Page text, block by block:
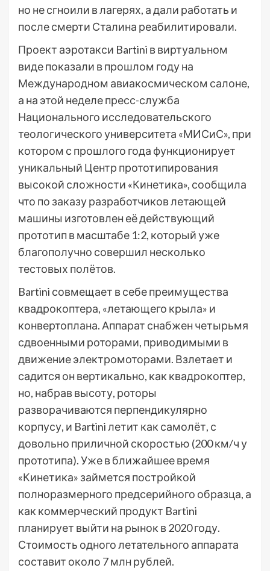
но не сгноили в лагерях, а дали работать и
после смерти Сталина реабилитировали.
Проект аэротакси Bartini в виртуальном
виде показали в прошлом году на
Международном авиакосмическом салоне,
а на этой неделе пресс-служба
Национального исследовательского
теологического университета «МИСиС», при
котором с прошлого года функционирует
уникальный Центр прототипирования
высокой сложности «Кинетика», сообщила
что по заказу разработчиков летающей
машины изготовлен её действующий
прототип в масштабе 1:2, который уже
благополучно совершил несколько
тестовых полётов.
Bartini совмещает в себе преимущества
квадрокоптера, «летающего крыла» и
конвертоплана. Аппарат снабжен четырьмя
сдвоенными роторами, приводимыми в
движение электромоторами. Взлетает и
садится он вертикально, как квадрокоптер,
но, набрав высоту, роторы
разворачиваются перпендикулярно
корпусу, и Bartini летит как самолёт, с
довольно приличной скоростью (200 км/ч у
прототипа). Уже в ближайшее время
«Кинетика» займется постройкой
полноразмерного предсерийного образца, а
как коммерческий продукт Bartini
планирует выйти на рынок в 2020 году.
Стоимость одного летательного аппарата
составит около 7 млн рублей.